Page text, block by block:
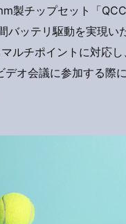
製チップセット「
バッテリ駆動を実現い
ルチポイントに対応
デオ会議に参加する際